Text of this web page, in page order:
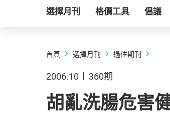
選擇月刊 格價工具 倡議
首頁 選擇月刊 過往期刊
2006.10 360期
胡亂洗腸危害